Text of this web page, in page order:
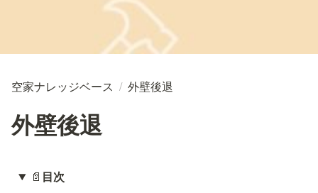
空家ナレッジベース / 外壁後退
外壁後退
📄 目次